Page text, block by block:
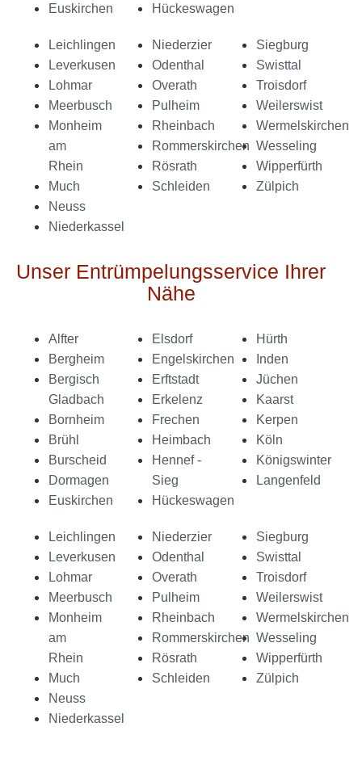
Euskirchen
Hückeswagen
Leichlingen
Leverkusen
Lohmar
Meerbusch
Monheim
am
Rhein
Much
Neuss
Niederkassel
Niederzier
Odenthal
Overath
Pulheim
Rheinbach
Rommerskirchen
Rösrath
Schleiden
Siegburg
Swisttal
Troisdorf
Weilerswist
Wermelskirchen
Wesseling
Wipperfürth
Zülpich
Unser Entrümpelungsservice Ihrer
Nähe
Alfter
Bergheim
Bergisch
Gladbach
Bornheim
Brühl
Burscheid
Dormagen
Euskirchen
Elsdorf
Engelskirchen
Erftstadt
Erkelenz
Frechen
Heimbach
Hennef -
Sieg
Hückeswagen
Hürth
Inden
Jüchen
Kaarst
Kerpen
Köln
Königswinter
Langenfeld
Leichlingen
Leverkusen
Lohmar
Meerbusch
Monheim
am
Rhein
Much
Neuss
Niederkassel
Niederzier
Odenthal
Overath
Pulheim
Rheinbach
Rommerskirchen
Rösrath
Schleiden
Siegburg
Swisttal
Troisdorf
Weilerswist
Wermelskirchen
Wesseling
Wipperfürth
Zülpich